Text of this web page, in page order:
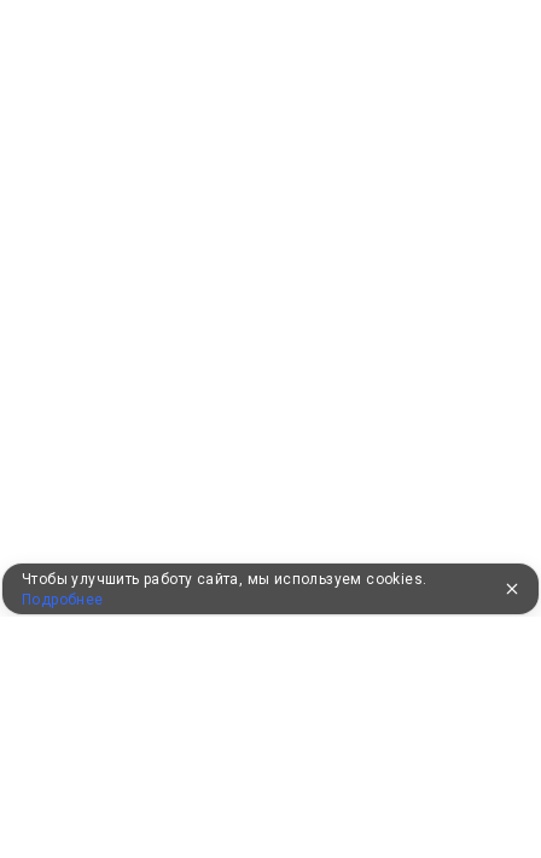
Чтобы улучшить работу сайта, мы используем cookies.
Подробнее